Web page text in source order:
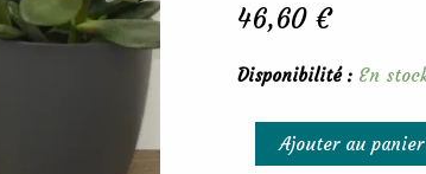
46,60 €
Disponibilité : En
quantité
Ajouter au panier